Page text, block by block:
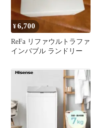
¥6,700
ReFa リファウルトラファ
インバブル ランドリー